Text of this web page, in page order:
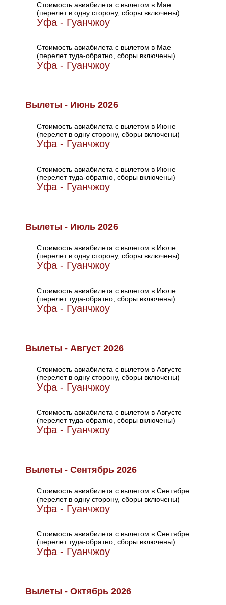
Стоимость авиабилета с вылетом в Мае
(перелет в одну сторону, сборы включены)
Уфа - Гуанчжоу
Стоимость авиабилета с вылетом в Мае
(перелет туда-обратно, сборы включены)
Уфа - Гуанчжоу
Вылеты - Июнь 2026
Стоимость авиабилета с вылетом в Июне
(перелет в одну сторону, сборы включены)
Уфа - Гуанчжоу
Стоимость авиабилета с вылетом в Июне
(перелет туда-обратно, сборы включены)
Уфа - Гуанчжоу
Вылеты - Июль 2026
Стоимость авиабилета с вылетом в Июле
(перелет в одну сторону, сборы включены)
Уфа - Гуанчжоу
Стоимость авиабилета с вылетом в Июле
(перелет туда-обратно, сборы включены)
Уфа - Гуанчжоу
Вылеты - Август 2026
Стоимость авиабилета с вылетом в Августе
(перелет в одну сторону, сборы включены)
Уфа - Гуанчжоу
Стоимость авиабилета с вылетом в Августе
(перелет туда-обратно, сборы включены)
Уфа - Гуанчжоу
Вылеты - Сентябрь 2026
Стоимость авиабилета с вылетом в Сентябре
(перелет в одну сторону, сборы включены)
Уфа - Гуанчжоу
Стоимость авиабилета с вылетом в Сентябре
(перелет туда-обратно, сборы включены)
Уфа - Гуанчжоу
Вылеты - Октябрь 2026